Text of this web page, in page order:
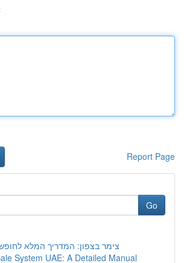
Report Page
Go
צימר בצפון: המדריך המלא
System UAE: A Detailed Manual